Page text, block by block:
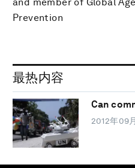
Prevention
最热内容
Can
2012年09